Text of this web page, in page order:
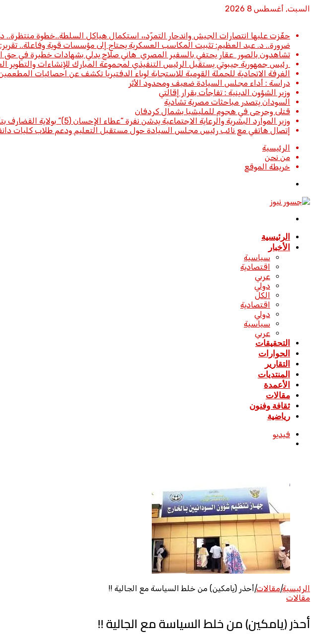
السبت, أغسطس 8 2026
حفّزت عليها انتصارات الجيش واندحار التمرّد،، استكمال هياكل السلطة..خطوة منتظرة..
ضرورة.. د. عبد العظيم: تثبيت المكاسب العسكرية يحتاج إلى مؤسسات قوية وفاعلة..
تشاهدون بالصور عقار يحتفي بالسفير المصري هاني صلاح يدلي بشهادات خطيرة في حق
رئيس جمهورية جيبوتي يستقبل الرئيس التنفيذي لمجموعة المبارك للإنشاءات والتطوير
الغرفة الاتحادية للحملة القومية للاستجابة لوباء الدفتيريا تكشف عن احصائيات المطعمين في 5
دراسة : أداء مجلس السيادة ضعيف ومحدود الأثر
وزير الشؤون الدينية : تفاجأت بقرار إقالتي
السودان يتصدر مباحثات مصرية تشادية
قتلى وجرحى في هجوم للمليشيا بشمال كردفان
وزير الموارد البشرية والرعاية الاجتماعية يدشن نفرة “عطاء الإحسان (5)” بولاية القضارف بتكلفة تجاوزت 27 مليار جنيه القضارف : د. معاوية عبيد
إتصال هاتفي مع نائب رئيس مجلس السيادة حول مستقبل التعليم ودعم طلاب كليات
الرئيسية
من نحن
خريطة الموقع
الرئيسية
الأخبار
سياسية
اقتصادية
عربي
دولي
الكل
اقتصادية
دولي
سياسية
عربي
التحقيقات
الحوارات
التقارير
المنتديات
الأعمدة
مقالات
ثقافة وفنون
رياضية
فيديو
الرئيسية|مقالات|أحذر (يامكين) من خلط السياسة مع الجالية !!
مقالات
أحذر (يامكين) من خلط السياسة مع الجالية !!